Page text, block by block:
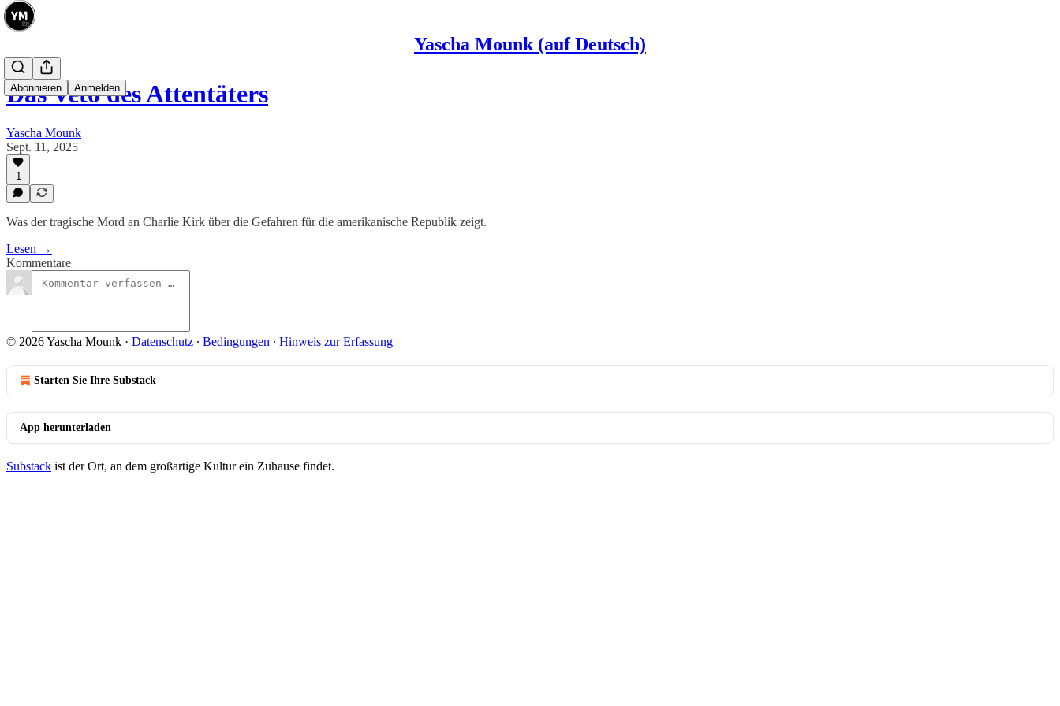
Yascha Mounk (auf Deutsch)
Abonnieren Anmelden
Das Veto des Attentäters
Yascha Mounk
Sept. 11, 2025
1
Was der tragische Mord an Charlie Kirk über die Gefahren für die amerikanische Republik zeigt.
Lesen →
Kommentare
© 2026 Yascha Mounk · Datenschutz ∙ Bedingungen ∙ Hinweis zur Erfassung
Starten Sie Ihre Substack
App herunterladen
Substack ist der Ort, an dem großartige Kultur ein Zuhause findet.